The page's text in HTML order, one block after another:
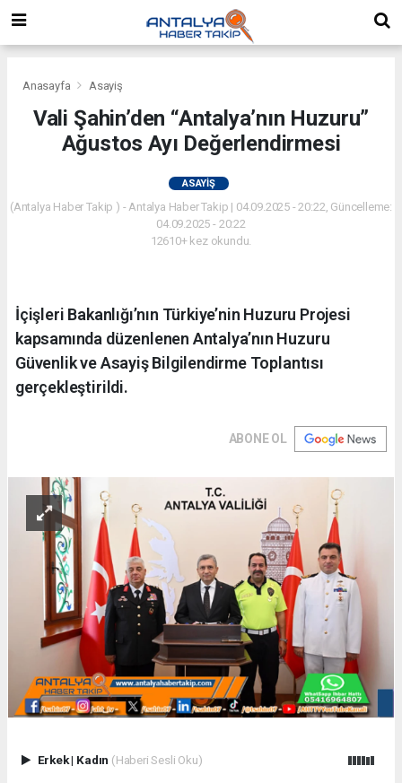
Anasayfa Asayiş
Vali Şahin’den “Antalya’nın Huzuru”
Ağustos Ayı Değerlendirmesi
ASAYIŞ
(Antalya Haber Takip ) - Antalya Haber Takip | 04.09.2025 - 20:22, Güncelleme:
04.09.2025 - 20:22
12610+ kez okundu.
İçişleri Bakanlığı’nın Türkiye’nin Huzuru Projesi
kapsamında düzenlenen Antalya’nın Huzuru
Güvenlik ve Asayiş Bilgilendirme Toplantısı
gerçekleştirildi.
ABONE OL
Erkek| Kadın (Haberi Sesli Oku)